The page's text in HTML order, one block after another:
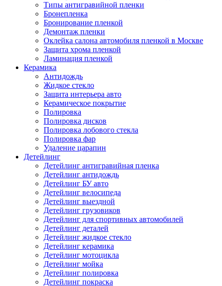
Типы антигравийной пленки
Бронепленка
Бронирование пленкой
Демонтаж пленки
Оклейка салона автомобиля пленкой в Москве
Защита хрома пленкой
Ламинация пленкой
Керамика
Антидождь
Жидкое стекло
Защита интерьера авто
Керамическое покрытие
Полировка
Полировка дисков
Полировка лобового стекла
Полировка фар
Удаление царапин
Детейлинг
Детейлинг антигравийная пленка
Детейлинг антидождь
Детейлинг БУ авто
Детейлинг велосипеда
Детейлинг выездной
Детейлинг грузовиков
Детейлинг для спортивных автомобилей
Детейлинг деталей
Детейлинг жидкое стекло
Детейлинг керамика
Детейлинг мотоцикла
Детейлинг мойка
Детейлинг полировка
Детейлинг покраска